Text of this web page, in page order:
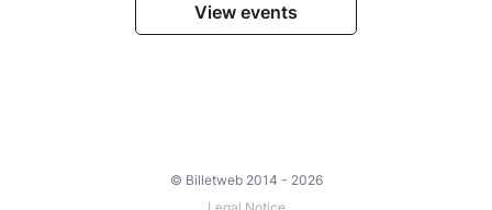
View events
© Billetweb 2014 - 2026